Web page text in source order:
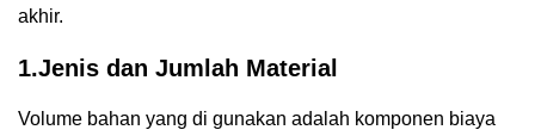
akhir.
1.Jenis dan Jumlah Material
Volume bahan yang di gunakan adalah komponen biaya